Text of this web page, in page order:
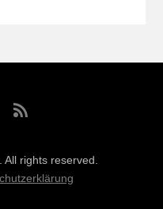
rights reserved.